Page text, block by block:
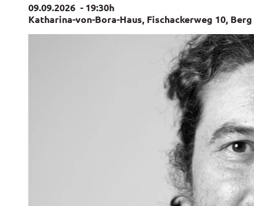
09.09.2026 - 19:30h
Katharina-von-Bora-Haus, Fischackerweg 10, Berg